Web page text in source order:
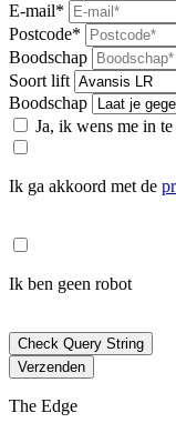
E-mail*
Postcode*
Boodschap
Soort lift
Boodschap
Ja, ik wens me in
Ik ga akkoord met de
Ik ben geen robot
Check Query String
Verzenden
The Edge